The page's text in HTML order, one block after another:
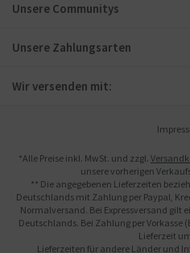
Unsere Communitys
Unsere Zahlungsarten
Wir versenden mit:
*Alle Preise inkl. MwSt. und zzgl.
unsere vorherigen
** Die angegebenen Lieferzeiten
Deutschlands mit Zahlung per Paypal,
Normalversand. Bei Expressversand gilt
Deutschlands. Bei Zahlung per
Lieferzeit
Lieferzeiten für andere Länder und